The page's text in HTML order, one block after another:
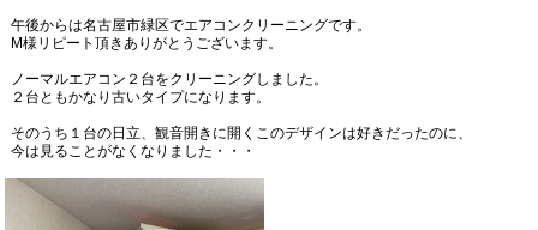
午後からは名古屋市緑区でエアコンクリーニングです。
M様リピート頂きありがとうございます。
ノーマルエアコン２台をクリーニングしました。
２台ともかなり古いタイプになります。
そのうち１台の日立、観音開きに開くこのデザインは好きだったのに、
今は見ることがなくなりました・・・